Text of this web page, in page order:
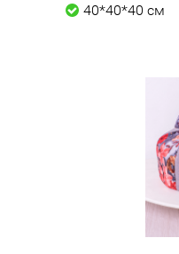
40*40*40 см